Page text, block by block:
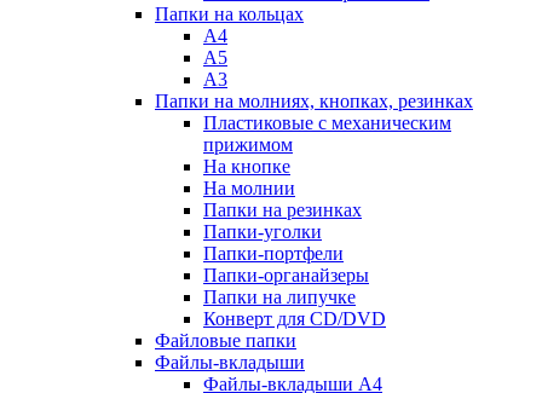
Папки на кольцах
А4
А5
А3
Папки на молниях, кнопках, резинках
Пластиковые с механическим
прижимом
На кнопке
На молнии
Папки на резинках
Папки-уголки
Папки-портфели
Папки-органайзеры
Папки на липучке
Конверт для CD/DVD
Файловые папки
Файлы-вкладыши
Файлы-вкладыши А4